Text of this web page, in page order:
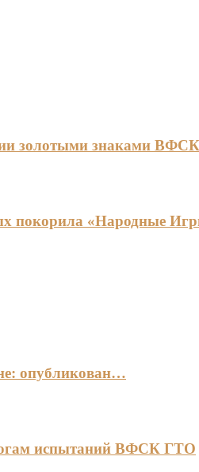
золотыми знаками
покорила «Народные
опубликован…
испытаний ВФСК ГТО